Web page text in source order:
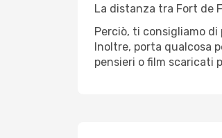
La distanza tra Fort de
Perciò, ti consigliamo
Inoltre, porta qualcosa
pensieri o film scaricati